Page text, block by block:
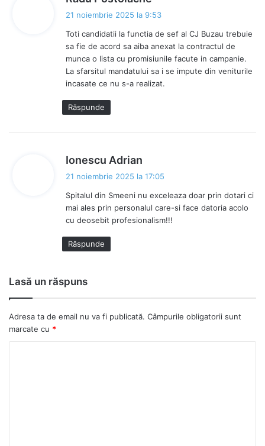
p
n
e
:
21 noiembrie 2025 la 9:53
Toti candidatii la functia de sef al CJ Buzau trebuie
sa fie de acord sa aiba anexat la contractul de
munca o lista cu promisiunile facute in campanie.
La sfarsitul mandatului sa i se impute din veniturile
incasate ce nu s-a realizat.
Răspunde
Ionescu Adrian
p
n
e
:
21 noiembrie 2025 la 17:05
Spitalul din Smeeni nu exceleaza doar prin dotari ci
mai ales prin personalul care-si face datoria acolo
cu deosebit profesionalism!!!
Răspunde
Lasă un răspuns
Adresa ta de email nu va fi publicată. Câmpurile obligatorii sunt
marcate cu *